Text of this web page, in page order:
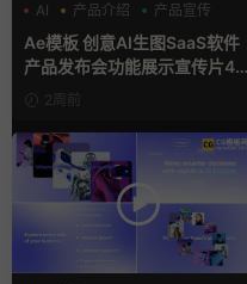
AI
产品介绍 产品宣传
Ae模板 创意AI生图SaaS软件
产品发布会功能展示宣传片4K
片头2周前